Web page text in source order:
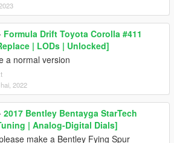
Formula Drift Toyota Corolla #411
| LODs | Unlocked]
a normal version
2022
2017 Bentley Bentayga StarTech
| Analog-Digital Dials]
make a Bentley Fying Spur